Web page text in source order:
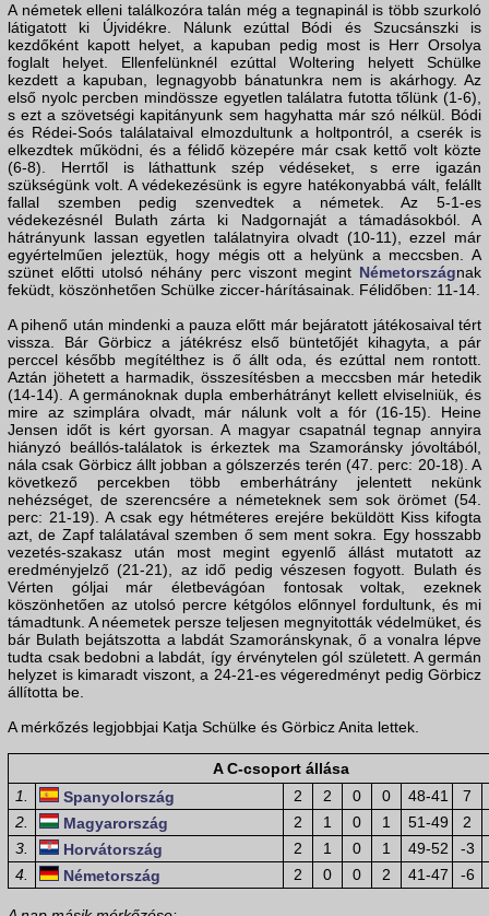
A németek elleni találkozóra talán még a tegnapinál is több szurkoló
látigatott ki Újvidékre. Nálunk ezúttal Bódi és Szucsánszki is
kezdőként kapott helyet, a kapuban pedig most is Herr Orsolya
foglalt helyet. Ellenfelünknél ezúttal Woltering helyett Schülke
kezdett a kapuban, legnagyobb bánatunkra nem is akárhogy. Az
első nyolc percben mindössze egyetlen találatra futotta tőlünk (1-6),
s ezt a szövetségi kapitányunk sem hagyhatta már szó nélkül. Bódi
és Rédei-Soós találataival elmozdultunk a holtpontról, a cserék is
elkezdtek működni, és a félidő közepére már csak kettő volt közte
(6-8). Herrtől is láthattunk szép védéseket, s erre igazán
szükségünk volt. A védekezésünk is egyre hatékonyabbá vált, felállt
fallal szemben pedig szenvedtek a németek. Az 5-1-es
védekezésnél Bulath zárta ki Nadgornaját a támadásokból. A
hátrányunk lassan egyetlen találatnyira olvadt (10-11), ezzel már
egyértelműen jeleztük, hogy mégis ott a helyünk a meccsben. A
szünet előtti utolsó néhány perc viszont megint Németországnak
feküdt, köszönhetően Schülke ziccer-hárításainak. Félidőben: 11-14.
A pihenő után mindenki a pauza előtt már bejáratott játékosaival tért
vissza. Bár Görbicz a játékrész első büntetőjét kihagyta, a pár
perccel később megítélthez is ő állt oda, és ezúttal nem rontott.
Aztán jöhetett a harmadik, összesítésben a meccsben már hetedik
(14-14). A germánoknak dupla emberhátrányt kellett elviselniük, és
mire az szimplára olvadt, már nálunk volt a fór (16-15). Heine
Jensen időt is kért gyorsan. A magyar csapatnál tegnap annyira
hiányzó beállós-találatok is érkeztek ma Szamoránsky jóvoltából,
nála csak Görbicz állt jobban a gólszerzés terén (47. perc: 20-18). A
következő percekben több emberhátrány jelentett nekünk
nehézséget, de szerencsére a németeknek sem sok örömet (54.
perc: 21-19). A csak egy hétméteres erejére beküldött Kiss kifogta
azt, de Zapf találatával szemben ő sem ment sokra. Egy hosszabb
vezetés-szakasz után most megint egyenlő állást mutatott az
eredményjelző (21-21), az idő pedig vészesen fogyott. Bulath és
Vérten góljai már életbevágóan fontosak voltak, ezeknek
köszönhetően az utolsó percre kétgólos előnnyel fordultunk, és mi
támadtunk. A néemetek persze teljesen megnyitották védelmüket, és
bár Bulath bejátszotta a labdát Szamoránskynak, ő a vonalra lépve
tudta csak bedobni a labdát, így érvénytelen gól született. A germán
helyzet is kimaradt viszont, a 24-21-es végeredményt pedig Görbicz
állította be.
A mérkőzés legjobbjai Katja Schülke és Görbicz Anita lettek.
A C-csoport állása
1.
Spanyolország 2 2 0 0 48-41
7
2.
Magyarország 2 1 0 1 51-49
2
3.
Horvátország 2 1 0 1 49-52
-3
4.
Németország 2 0 0 2 41-47 -6